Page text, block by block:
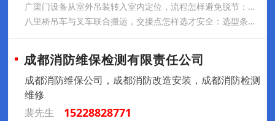
广渠门设备从室外吊装转入室内定位，流程怎样避免脱节：风险排查与避坑步骤
八里桥吊车与叉车联合搬运，交接点怎样选才安全：选型条件与参数边界
成都消防维保检测有限责任公司
成都消防维保公司，成都消防改造安装，成都消防检测
维修
裴先生
15228828771